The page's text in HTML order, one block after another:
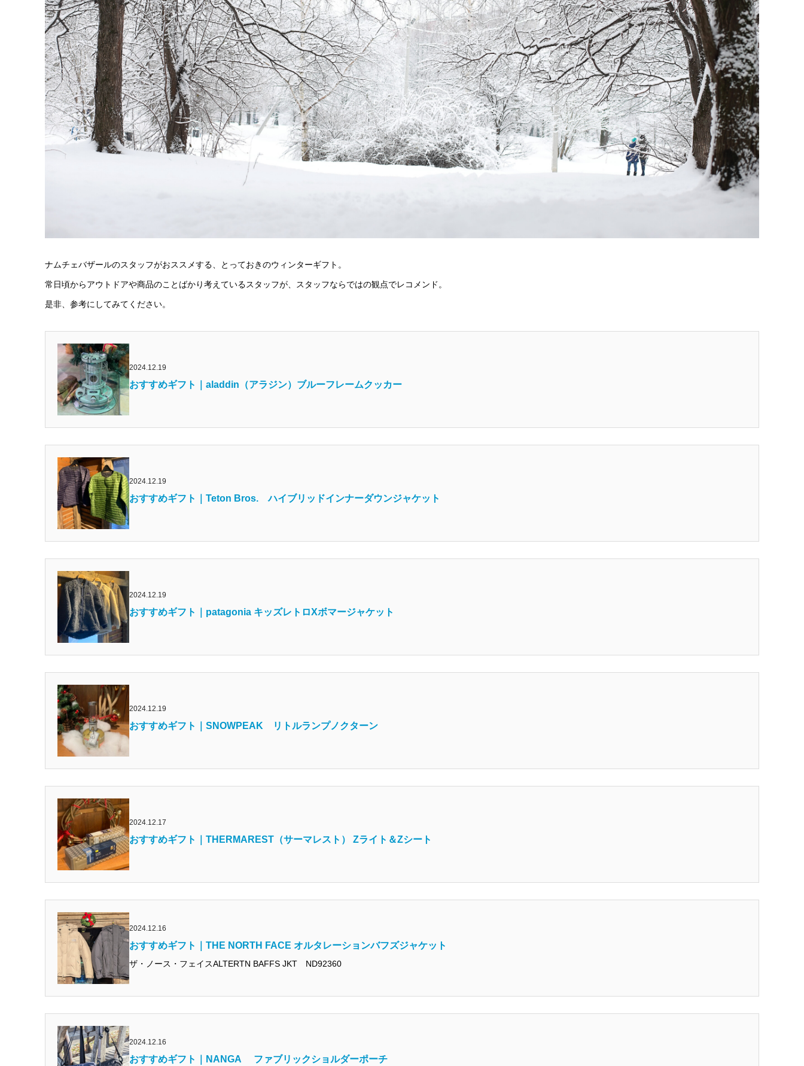
ナムチェバザールのスタッフがおススメする、とっておきのウィンターギフト。
常日頃からアウトドアや商品のことばかり考えているスタッフが、スタッフならではの観点でレコメンド。
是非、参考にしてみてください。
2024.12.19
おすすめギフト｜aladdin（アラジン）ブルーフレームクッカー
2024.12.19
おすすめギフト｜Teton Bros. ハイブリッドインナーダウンジャケット
2024.12.19
おすすめギフト｜patagonia キッズレトロXボマージャケット
2024.12.19
おすすめギフト｜SNOWPEAK リトルランプノクターン
2024.12.17
おすすめギフト｜THERMAREST（サーマレスト） Zライト＆Zシート
2024.12.16
おすすめギフト｜THE NORTH FACE オルタレーションバフズジャケット
ザ・ノース・フェイスALTERTN BAFFS JKT ND92360
2024.12.16
おすすめギフト｜NANGA ファブリックショルダーポーチ